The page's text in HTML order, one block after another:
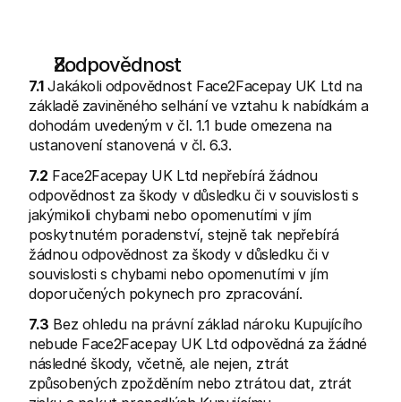
Zodpovědnost
7.1 Jakákoli odpovědnost Face2Facepay UK Ltd na
základě zaviněného selhání ve vztahu k nabídkám a
dohodám uvedeným v čl. 1.1 bude omezena na
ustanovení stanovená v čl. 6.3.
7.2 Face2Facepay UK Ltd nepřebírá žádnou
odpovědnost za škody v důsledku či v souvislosti s
jakýmikoli chybami nebo opomenutími v jím
poskytnutém poradenství, stejně tak nepřebírá
žádnou odpovědnost za škody v důsledku či v
souvislosti s chybami nebo opomenutími v jím
doporučených pokynech pro zpracování.
7.3 Bez ohledu na právní základ nároku Kupujícího
nebude Face2Facepay UK Ltd odpovědná za žádné
následné škody, včetně, ale nejen, ztrát
způsobených zpožděním nebo ztrátou dat, ztrát